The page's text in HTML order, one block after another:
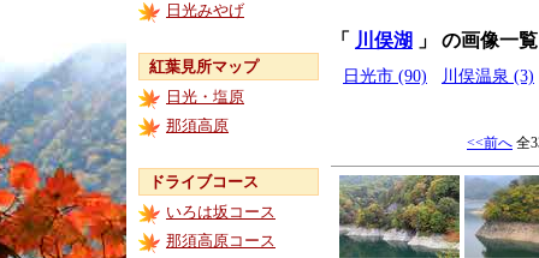
日光みやげ
紅葉見所マップ
日光・塩原
那須高原
ドライブコース
いろは坂コース
那須高原コース
「 川俣湖 」 の画像一覧
日光市 (90) 川俣温泉 (3)
<<前へ 全